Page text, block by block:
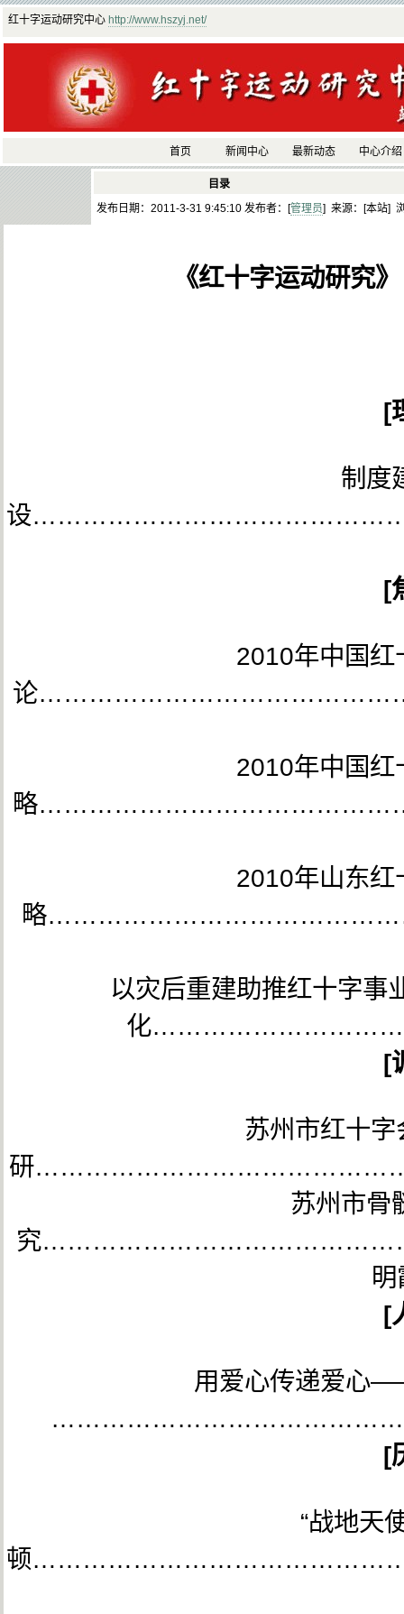
红十字运动研究中心 http://www.hszyj.net/
首页 新闻中心 最新动态 中心介绍
目录
发布日期：2011-3-31 9:45:10 发布者：[管理员] 来源：[本站]
《红十字运动研究
[
制度
设
[
2010年中国红
论
2010年中国红
略
2010年山东红
略
以灾后重建助推红十字事
化
[
苏州市红十字
研………………………………………………
苏州市骨
究
[
用爱心传递爱心
[
“战地天
顿